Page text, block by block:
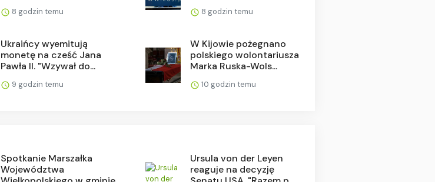
8 godzin temu 8 godzin temu
Ukraińcy wyemitują
monetę na cześć Jana
Pawła II. "Wzywał do...
9 godzin temu
W Kijowie pożegnano
polskiego wolontariusza
Marka Ruska-Wols...
10 godzin temu
Spotkanie Marszałka
Województwa
Ursula von der Leyen
reaguje na decyzję